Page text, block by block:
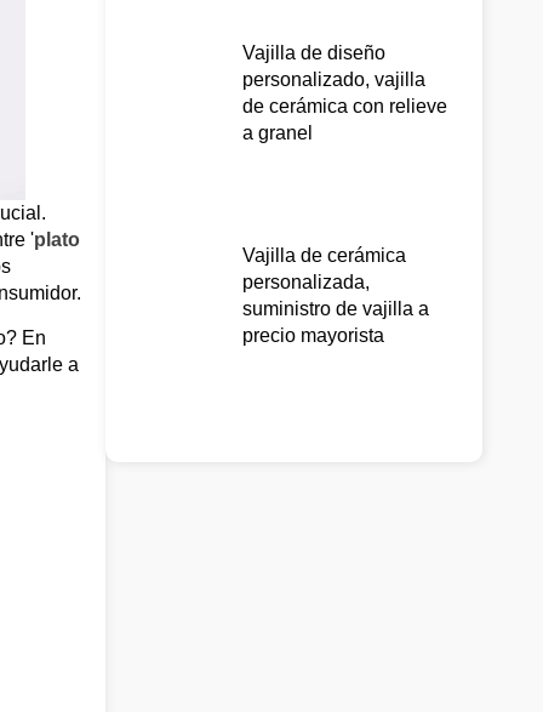
'plato
En
a
Vajilla de diseño
personalizado, vajilla
de cerámica con relieve
a granel
Vajilla de cerámica
personalizada,
suministro de vajilla a
precio mayorista